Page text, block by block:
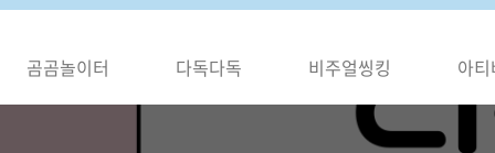
곰곰놀이터 다독다독 비주얼씽킹 아